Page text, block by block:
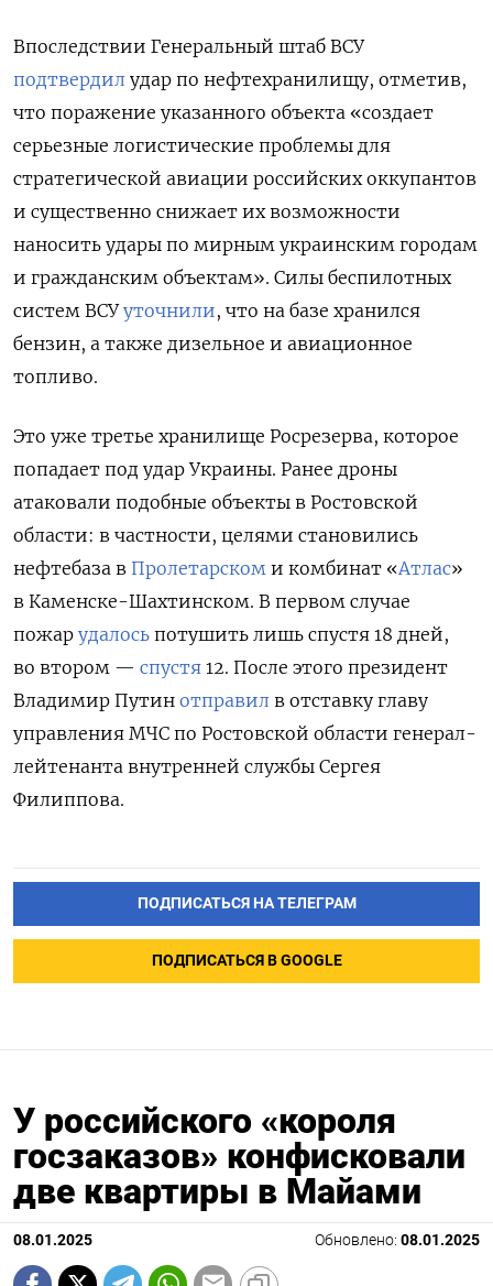
Впоследствии Генеральный штаб ВСУ
подтвердил удар по нефтехранилищу, отметив,
что поражение указанного объекта «создает
серьезные логистические проблемы для
стратегической авиации российских оккупантов
и существенно снижает их возможности
наносить удары по мирным украинским городам
и гражданским объектам». Силы беспилотных
систем ВСУуточнили, что на базе хранился
бензин, а также дизельное и авиационное
топливо.
Это уже третье хранилище Росрезерва, которое
попадает под удар Украины. Ранее дроны
атаковали подобные объекты в Ростовской
области: в частности, целями становились
нефтебаза в Пролетарском и комбинат «Атлас»
в Каменске-Шахтинском. В первом случае
пожар удалось потушить лишь спустя 18 дней,
во втором — спустя 12. После этого президент
Владимир Путин отправил в отставку главу
управления МЧС по Ростовской области генерал-
лейтенанта внутренней службы Сергея
Филиппова.
ПОДПИСАТЬСЯ НА ТЕЛЕГРАМ
ПОДПИСАТЬСЯ В GOOGLE
У российского «короля
госзаказов» конфисковали
две квартиры в Майами
08.01.2025 Обновлено: 08.01.2025